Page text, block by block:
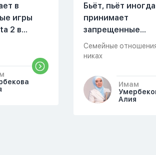
в
игры
2 в
как
Бьёт, пьёт иногда
принимает
запрещенные
вещества. Он стал
избивать меня
совместной
Причины были
Я вышла в
Семейные
никах
Имам
Алия